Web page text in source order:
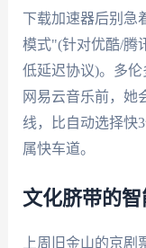
下载加速器后别
模式"(针对优酷/腾
低延迟协议)。多
网易云音乐前，她
线，比自动选择快
属快车道。
文化脐带的
上周旧金山的京